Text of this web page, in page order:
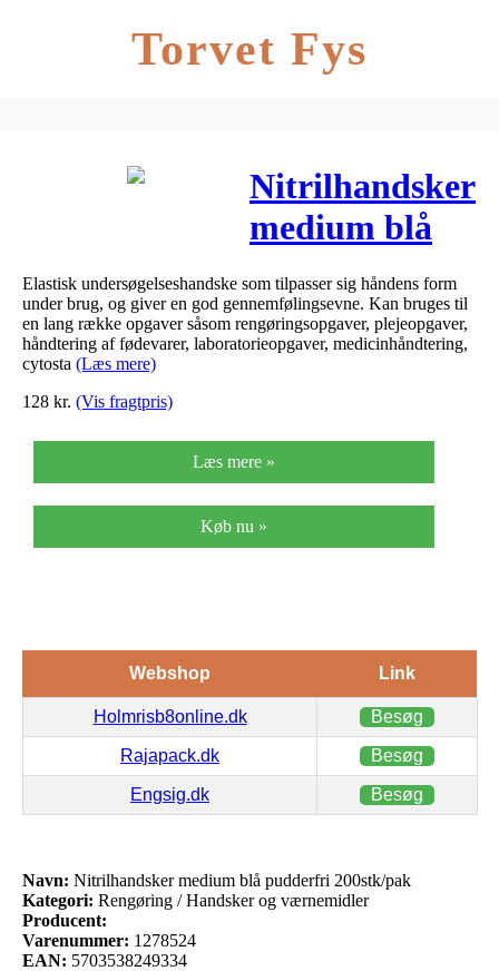
Torvet Fys
Nitrilhandsker
medium blå
pudderfri
200stk/pak
Elastisk undersøgelseshandske som tilpasser sig håndens form
under brug, og giver en god gennemfølingsevne. Kan bruges til
en lang række opgaver såsom rengøringsopgaver, plejeopgaver,
håndtering af fødevarer, laboratorieopgaver, medicinhåndtering,
cytosta (Læs mere)
128 kr. (Vis fragtpris)
Læs mere »
Køb nu »
Webshop Link
Holmrisb8online.dk Besøg
Rajapack.dk Besøg
Engsig.dk Besøg
Navn: Nitrilhandsker medium blå pudderfri 200stk/pak
Kategori: Rengøring / Handsker og værnemidler
Producent:
Varenummer: 1278524
EAN: 5703538249334